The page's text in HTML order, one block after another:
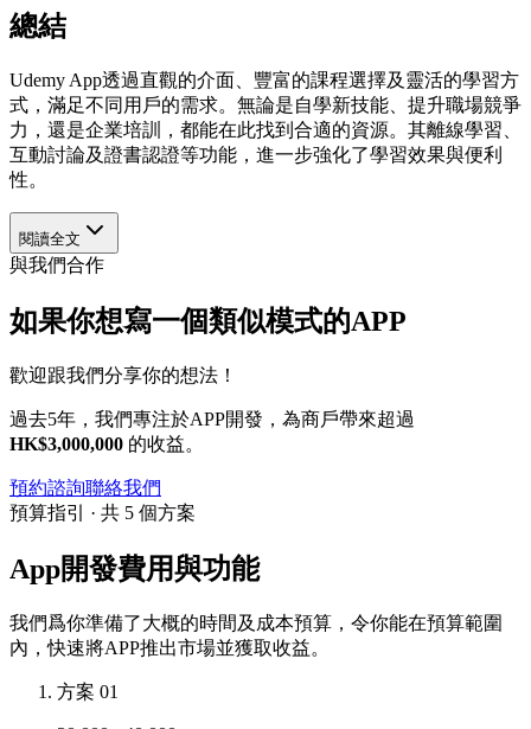
總結
Udemy App透過直觀的介面、豐富的課程選擇及靈活的學習方
式，滿足不同用戶的需求。無論是自學新技能、提升職場競爭
力，還是企業培訓，都能在此找到合適的資源。其離線學習、
互動討論及證書認證等功能，進一步強化了學習效果與便利
性。
閱讀全文
與我們合作
如果你想寫一個類似模式的APP
歡迎跟我們分享你的想法！
過去5年，我們專注於APP開發，為商戶帶來超過
HK$3,000,000 的收益。
預約諮詢聯絡我們
預算指引 · 共 5 個方案
App開發費用與功能
我們爲你準備了大概的時間及成本預算，令你能在預算範圍
內，快速將APP推出市場並獲取收益。
方案 01